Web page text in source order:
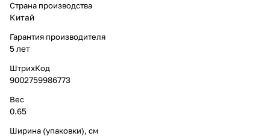
Страна производства
Китай
Гарантия производителя
5 лет
ШтрихКод
9002759986773
Вес
0.65
Ширина (упаковки), см